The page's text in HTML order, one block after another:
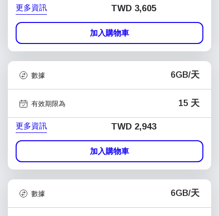
更多資訊 TWD 3,605
加入購物車
數據 6GB/天
有效期限為 15 天
更多資訊 TWD 2,943
加入購物車
數據 6GB/天